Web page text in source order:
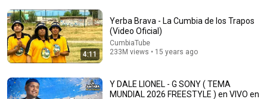
Mega Cachengue cumbiero invierno ❄⛄2026
DjChimi
New 2.1K views
4:11
Yerba Brava - La Cumbia de los Trapos
(Video Oficial)
CumbiaTube
233M views • 15 years ago
Y DALE LIONEL - G SONY ( TEMA
MUNDIAL 2026 FREESTYLE ) en VIVO en